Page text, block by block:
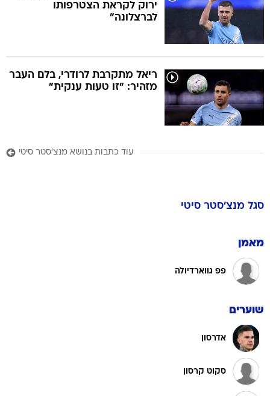
ירוק לקראת הצטרפותו
לברצלונה"
ריאל מתקרבת לרודרי, בלם העבר
מזהיר: "זו טעות ענקית"
עוד כתבות בנושא מנצ'סטר סיטי
סגל מנצ'סטר סיטי
מאמן
פפ גווארדיולה
שוערים
אדרסון
סקוט קרסון